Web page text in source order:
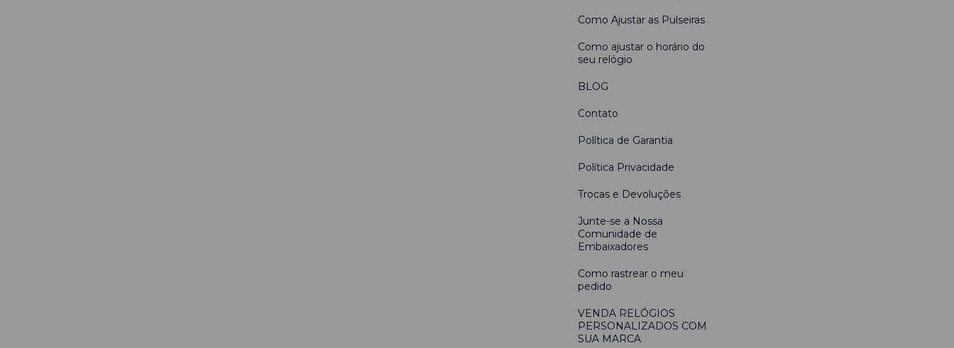
Como Ajustar as Pulseiras
Como ajustar o horário do
seu relógio
BLOG
Contato
Política de Garantia
Política Privacidade
Trocas e Devoluções
Junte-se a Nossa
Comunidade de
Embaixadores
Como rastrear o meu
pedido
VENDA RELÓGIOS
PERSONALIZADOS COM
SUA MARCA